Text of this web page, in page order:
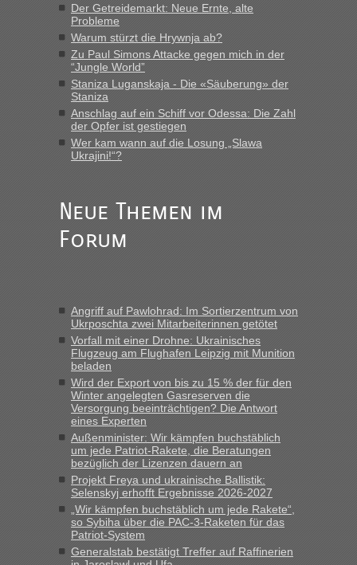
„Vielen Dank, mit einem Briefchen meiner Frau im Gepäck
gab es keine Probleme“
in Recht, Visa und Dokumente • Re: Seit Anfang
des Jahres haben die Zollbeamten Verstöße im Wert von
fast 11 Milliarden aufgedeckt
„Am besten wäre natürlich, wenn die Frau mit dabei ist.
Alleinreisende Männer stehen schließlich immer unter
Verdacht.“
Milliarden aufgedeckt
„Kein Zoll. Du musst an sich nur sagen dass das privat ist
und du nicht damit handeln willst. So lange das nicht
gebrauchter Kleidung beim Zoll
„Hallo Leute, ich weiß nicht, ob ich hier richtig bin mit meiner
Anfrage. Ich möchte 4 Umzugskartons mit gebrauchter
Straßen Kleidung bei der Einreise in die Ukraine
mitnehmen. Es ist gebrauchte Kleidung...“
Berichte und Reisetipps • Re: An welchem
Grenzübergang zwischen Polen und der Ukraine geht es am
schnellsten?
„Wir sind mit unserem Wohnmobil, wie geplant am Montag
15.6. in Krakovets rüber. Sehr zeitig los gegen 5 Uhr in der
Früh. Mit sehr sehr wenig Verkehr, super bis zur Grenze. Nur
8 PKW vor der Schranke....“
Berichte und Reisetipps • Re: An welchem
Grenzübergang zwischen Polen und der Ukraine geht es am
Der Getreidemarkt: Neue Ernte, alte
Probleme
Warum stürzt die Hrywnja ab?
Zu Paul Simons Attacke gegen mich in der
“Jungle World”
Staniza Luganskaja - Die «Säuberung» der
Staniza
Anschlag auf ein Schiff vor Odessa: Die Zahl
der Opfer ist gestiegen
Wer kam wann auf die Losung „Slawa
Ukrajini!“?
Neue Themen im
Forum
Angriff auf Pawlohrad: Im Sortierzentrum von
Ukrposchta zwei Mitarbeiterinnen getötet
Vorfall mit einer Drohne: Ukrainisches
Flugzeug am Flughafen Leipzig mit Munition
beladen
Wird der Export von bis zu 15 % der für den
Winter angelegten Gasreserven die
Versorgung beeinträchtigen? Die Antwort
eines Experten
Außenminister: Wir kämpfen buchstäblich
um jede Patriot-Rakete, die Beratungen
bezüglich der Lizenzen dauern an
Projekt Freya und ukrainische Ballistik:
Selenskyj erhofft Ergebnisse 2026-2027
„Wir kämpfen buchstäblich um jede Rakete“,
so Sybiha über die PAC-3-Raketen für das
Patriot-System
Generalstab bestätigt Treffer auf Raffinerien